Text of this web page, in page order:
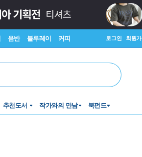
음반 블루레이 커피 로그인 회원
추천도서 작가와의 만남 북펀드